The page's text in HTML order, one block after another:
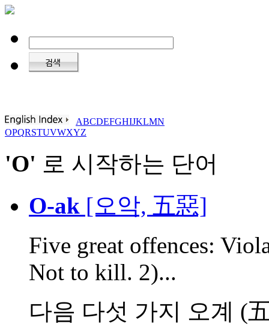
ABCDEFGHIJKLMN
OPQRSTUVWXYZ
'O' 로 시작하는 단어
O-ak [오악, 五惡]
Five great offences:
Not to kill. 2)...
다음 다섯 가지 오계 (